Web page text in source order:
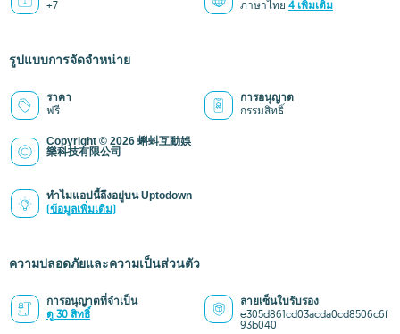
+7 ภาษาไทย 4 เพิ่มเติม
รูปแบบการจัดจำหน่าย
ราคา
ฟรี
การอนุญาต
กรรมสิทธิ์
Copyright © 2026 蝌蚪互動娛
樂科技有限公司
ทำไมแอปนี้ถึงอยู่บน Uptodown
(ข้อมูลเพิ่มเติม)
ความปลอดภัยและความเป็นส่วนตัว
การอนุญาตที่จำเป็น
ดู 30 สิทธิ์
ลายเซ็นใบรับรอง
e305d861cd03acda0cd8506c6f
93b040